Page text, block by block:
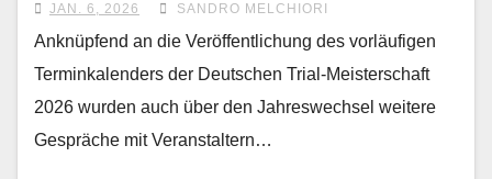
JAN. 6, 2026 SANDRO MELCHIORI
Anknüpfend an die Veröffentlichung des vorläufigen
Terminkalenders der Deutschen Trial-Meisterschaft
2026 wurden auch über den Jahreswechsel weitere
Gespräche mit Veranstaltern…